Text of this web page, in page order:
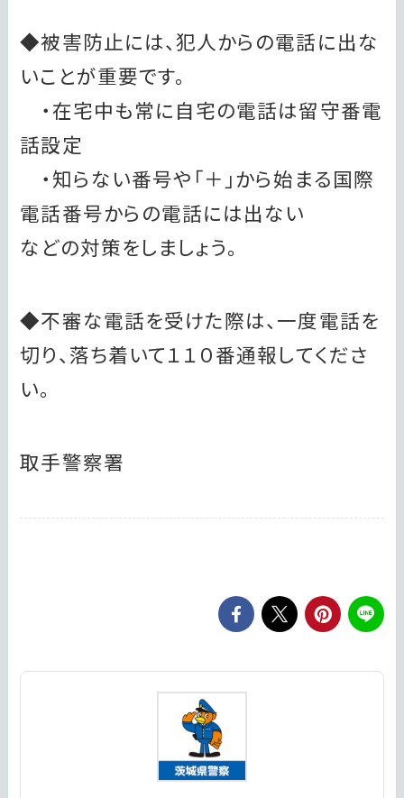
◆被害防止には、犯人からの電話に出な
いことが重要です。
・在宅中も常に自宅の電話は留守番電
話設定
・知らない番号や「＋」から始まる国際
電話番号からの電話には出ない
などの対策をしましょう。
◆不審な電話を受けた際は、一度電話を
切り、落ち着いて１１０番通報してくださ
い。
取手警察署